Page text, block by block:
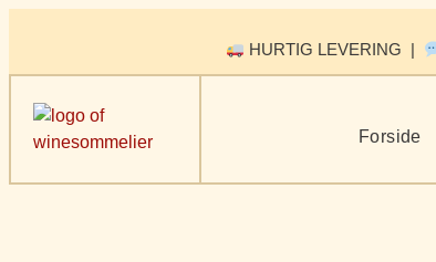
HURTIG LEVERING |
Forside